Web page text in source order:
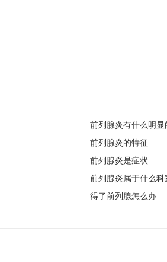
前列腺炎有什么明显
前列腺炎的特征
前列腺炎是症状
前列腺炎属于什么科
得了前列腺怎么办